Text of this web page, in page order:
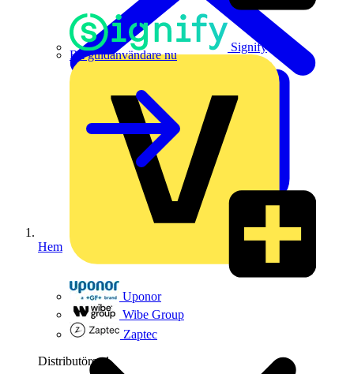
Signify
Uponor
Wibe Group
Zaptec
Distributörer 1
Bli guldanvändare nu
Hem